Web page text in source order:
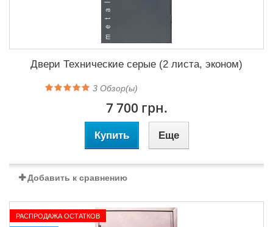
Двери Технические серые (2 листа, эконом)
3 Обзор(ы)
7 700 грн.
Купить Еще
Добавить к сравнению
РАСПРОДАЖА ОСТАТКОВ